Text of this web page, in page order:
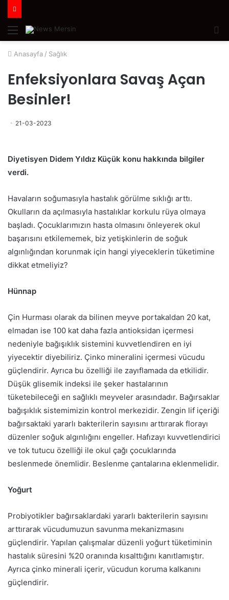
Menü
Anasayfa / Sağlık
Enfeksiyonlara Savaş Açan
Besinler!
21-03-2023
Diyetisyen Didem Yıldız Küçük konu hakkında bilgiler
verdi.
Havaların soğumasıyla hastalık görülme sıklığı arttı.
Okulların da açılmasıyla hastalıklar korkulu rüya olmaya
başladı. Çocuklarımızın hasta olmasını önleyerek okul
başarısını etkilememek, biz yetişkinlerin de soğuk
algınlığından korunmak için hangi yiyeceklerin tüketimine
dikkat etmeliyiz?
Hünnap
Çin Hurması olarak da bilinen meyve portakaldan 20 kat,
elmadan ise 100 kat daha fazla antioksidan içermesi
nedeniyle bağışıklık sistemini kuvvetlendiren en iyi
yiyecektir diyebiliriz. Çinko mineralini içermesi vücudu
güçlendirir. Ayrıca bu özelliği ile zayıflamada da etkilidir.
Düşük glisemik indeksi ile şeker hastalarının
tüketebileceği en sağlıklı meyveler arasındadır. Bağırsaklar
bağışıklık sistemimizin kontrol merkezidir. Zengin lif içeriği
bağırsaktaki yararlı bakterilerin sayısını arttırarak florayı
düzenler soğuk algınlığını engeller. Hafızayı kuvvetlendirici
ve tok tutucu özelliği ile okul çağı çocuklarında
beslenmede önemlidir. Beslenme çantalarına eklenmelidir.
Yoğurt
Probiyotikler bağırsaklardaki yararlı bakterilerin sayısını
arttırarak vücudumuzun savunma mekanizmasını
güçlendirir. Yapılan çalışmalar düzenli yoğurt tüketiminin
hastalık süresini %20 oranında kısalttığını kanıtlamıştır.
Ayrıca çinko minerali içerir, vücudun koruma kalkanını
güçlendirir.